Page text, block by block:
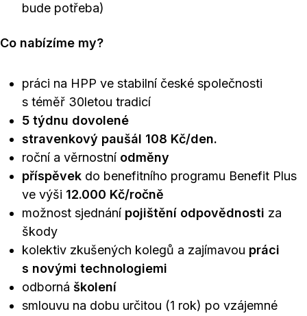
bude potřeba)
Co nabízíme my?
práci na HPP ve stabilní české společnosti
s téměř 30letou tradicí
5 týdnu dovolené
stravenkový paušál 108 Kč/den.
roční a věrnostní odměny
příspěvek do benefitního programu Benefit Plus
ve výši 12.000 Kč/ročně
možnost sjednání pojištění odpovědnosti za
škody
kolektiv zkušených kolegů a zajímavou práci
s novými technologiemi
odborná školení
smlouvu na dobu určitou (1 rok) po vzájemné